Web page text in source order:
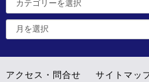
アクセス・問合せ
サイトマッ